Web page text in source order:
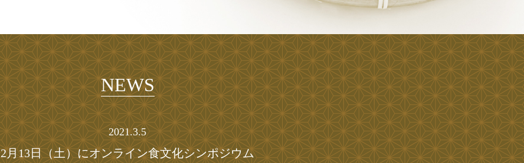
NEWS
2021.3.5
2月13日（土）にオンライン食文化シンポジウム